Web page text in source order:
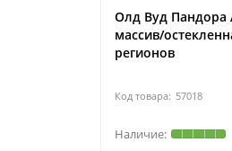
Олд Вуд Пандора
массив/
регионов
57018